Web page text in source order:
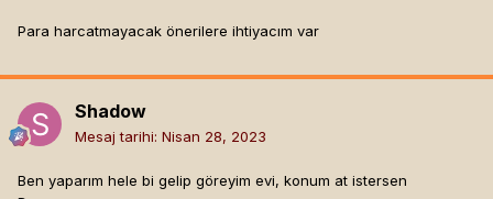
Para harcatmayacak önerilere ihtiyacım var
Shadow
Mesaj tarihi: Nisan 28, 2023
Ben yaparım hele bi gelip göreyim evi, konum at istersen